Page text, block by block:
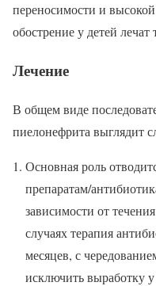
переносимости и
обострение у детей
Лечение
В общем виде
пиелонефрита выглядит
Основная роль
препаратам/
зависимости от
случаях терапия
месяцев, с
исключить выработку